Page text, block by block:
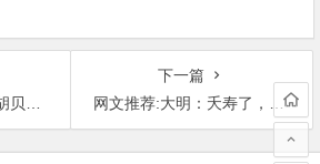
TXT下载
下一篇
网文推荐:大明：夭寿了，我的狱友竟是朱棣 作者：青四十四 1-160章TXT下载